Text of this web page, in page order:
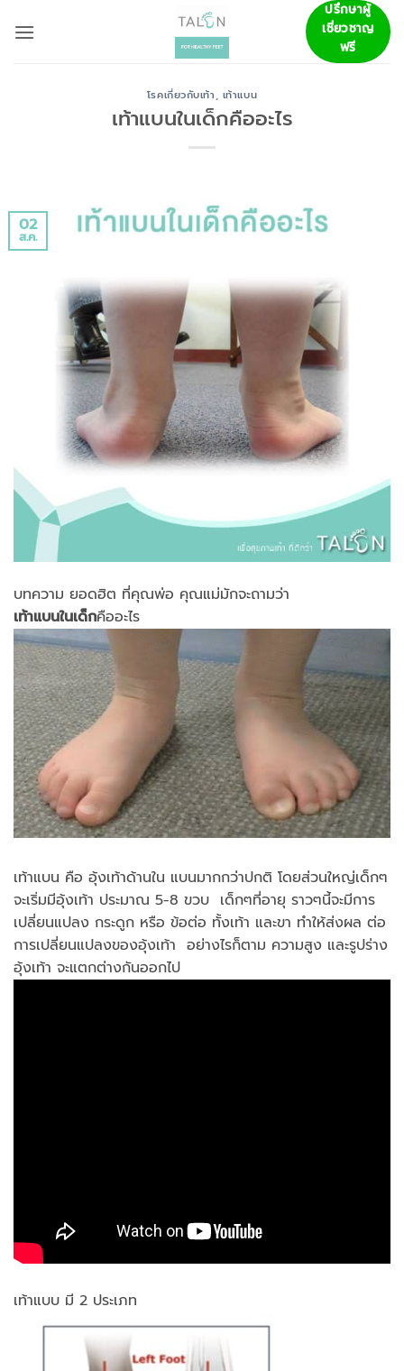
ปรึกษาผู้
เชี่ยวชาญ
ฟรี
โรคเกี่ยวกับเท้า, เท้าแบน
เท้าแบนในเด็กคืออะไร
02
ส.ค.
บทความ ยอดฮิต ที่คุณพ่อ คุณแม่มักจะถามว่า
เท้าแบนในเด็กคืออะไร
เท้าแบน คือ อุ้งเท้าด้านใน แบนมากกว่าปกติ โดยส่วนใหญ่เด็กๆ
จะเริ่มมีอุ้งเท้า ประมาณ 5-8 ขวบ เด็กๆที่อายุ ราวๆนี้จะมีการ
เปลี่ยนแปลง กระดูก หรือ ข้อต่อ ทั้งเท้า และขา ทำให้ส่งผล ต่อ
การเปลี่ยนแปลงของอุ้งเท้า อย่างไรก็ตาม ความสูง และรูปร่าง
อุ้งเท้า จะแตกต่างกันออกไป
เท้าแบบ มี 2 ประเภท